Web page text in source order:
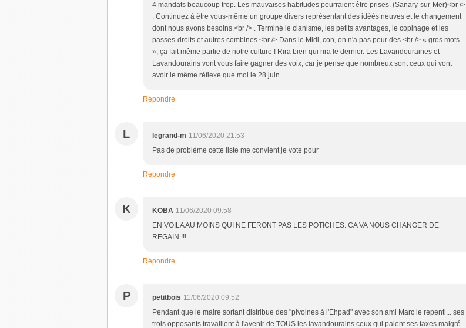
4 mandats beaucoup trop. Les mauvaises habitudes pourraient être prises. (Sanary-sur-Mer)<br />
. Continuez à être vous-même un groupe divers représentant des idéés neuves et le changement
dont nous avons besoins.<br /> . Terminé le clanisme, les petits avantages, le copinage et les
passes-droits et autres combines.<br /> Dans le Midi, con, on n'a pas peur des <br /> « gros mots
», ça fait même partie de notre culture ! Rira bien qui rira le dernier. Les Lavandouraines et
Lavandourains vont vous faire gagner des voix, car je pense que nombreux sont ceux qui vont
avoir le même réflexe que moi le 28 juin.
Répondre
L legrand-m 11/06/2020 21:53
Pas de problème cette liste me convient je vote pour
Répondre
K KOBA 11/06/2020 09:58
EN VOILA AU MOINS QUI NE FERONT PAS LES POTICHES. CA VA NOUS CHANGER DE
REGAIN !!!
Répondre
P petitbois 11/06/2020 09:52
Pendant que le maire sortant distribue des "pivoines à l'Ehpad" avec son ami Marc le repenti... ses
trois opposants travaillent à l'avenir de TOUS les lavandourains ceux qui paient ses taxes malgré